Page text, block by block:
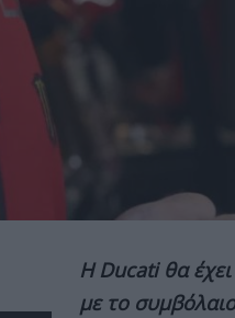
Η Ducati θα
με το